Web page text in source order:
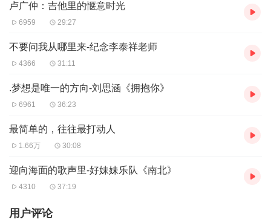
卢广仲：吉他里的惬意时光
6959 29:27
不要问我从哪里来-纪念李泰祥老师
4366 31:11
.梦想是唯一的方向-刘思涵《拥抱你》
6961 36:23
最简单的，往往最打动人
1.66万 30:08
迎向海面的歌声里-好妹妹乐队《南北》
4310 37:19
用户评论